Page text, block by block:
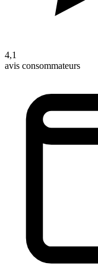
4,1
avis consommateurs